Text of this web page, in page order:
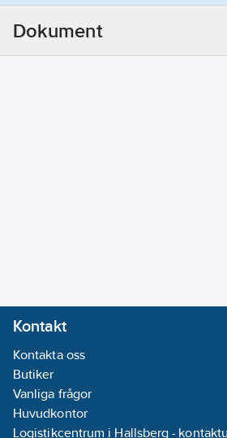
Dokument
Kontakt
Kontakta oss
Butiker
Vanliga frågor
Huvudkontor
Logistikcentrum i Hallsberg -